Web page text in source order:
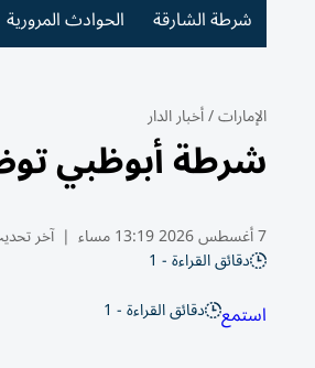
شرطة الشارقة الحوادث المرورية
الإمارات/أخبار الدار
شرطة أبوظبي
7 أغسطس 2026 13:19 مساء | آخر
دقائق القراءة - 1
استمع دقائق القراءة - 1